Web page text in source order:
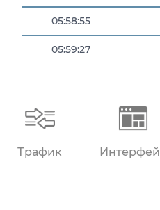
05:58:55
05:59:27
Трафик